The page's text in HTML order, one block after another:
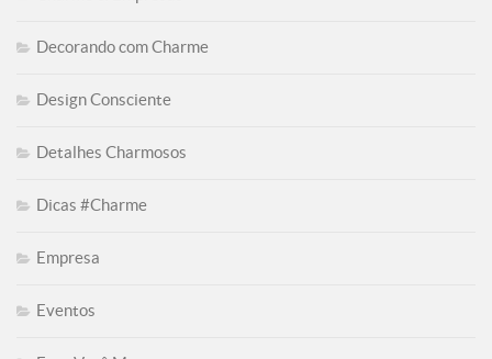
Decorando com Charme
Design Consciente
Detalhes Charmosos
Dicas #Charme
Empresa
Eventos